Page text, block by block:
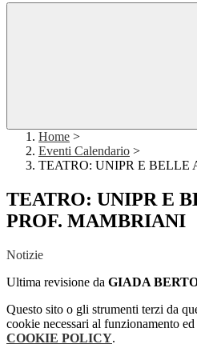
Home >
Eventi Calendario >
TEATRO: UNIPR E BELLE
TEATRO: UNIPR E
PROF. MAMBRIANI
Notizie
Ultima revisione da GIADA
Questo sito o gli strumenti terzi da
cookie necessari al funzionamento
COOKIE POLICY.